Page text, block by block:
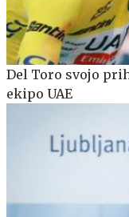
Del Toro svojo
ekipo UAE